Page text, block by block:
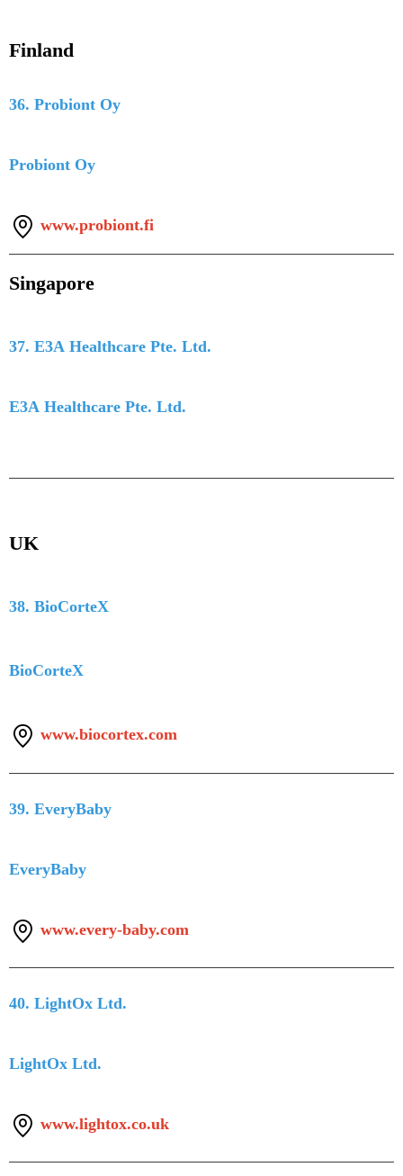
Finland
36. Probiont Oy
Probiont Oy
www.probiont.fi
Singapore
37. E3A Healthcare Pte. Ltd.
E3A Healthcare Pte. Ltd.
UK
38. BioCorteX
BioCorteX
www.biocortex.com
39. EveryBaby
EveryBaby
www.every-baby.com
40. LightOx Ltd.
LightOx Ltd.
www.lightox.co.uk